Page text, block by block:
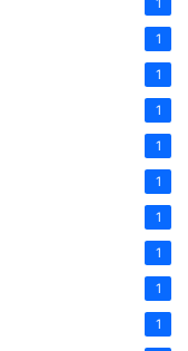
1
1
1
1
1
1
1
1
1
1